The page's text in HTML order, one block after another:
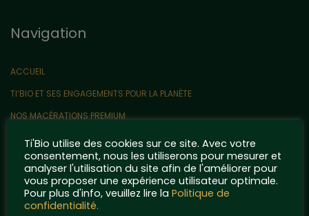
Navigation
ACCUEIL
TI’BIO ET SES ENGAGEMENTS POUR LA PLANÈTE
NOS MACÉRATIONS PREMIUM
CONTACT
QUELQUES POINTS DE RÉFÉRENCE…
MENTIONS LÉGALES ET POLITIQUE DE CONFIDENTIALITÉ
Articles récents
Ti'Bio utilise des cookies sur ce site. Avec votre
consentement, nous les utiliserons pour mesurer et
analyser l'utilisation du site afin de l'améliorer pour
vous proposer une expérience utilisateur optimale.
Pour plus d'info, veuillez lire la Politique de
confidentialité.